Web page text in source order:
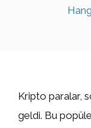
Kripto paralar,
geldi. Bu